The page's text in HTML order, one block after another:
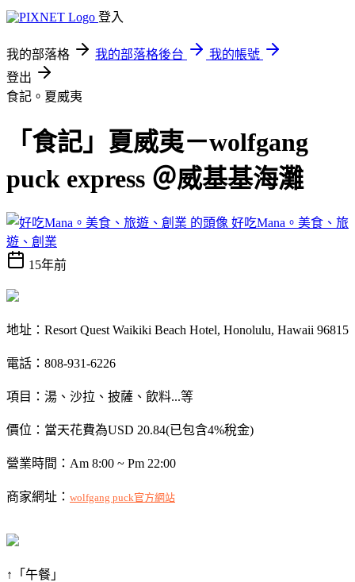
登入
我的部落格 我的部落格後台
我的帳號
登出
食記。夏威夷
「食記」夏威夷－wolfgang
puck express ＠威基基海灘
好吃Mana。美食、旅
遊、創業
15年前
地址：Resort Quest Waikiki Beach Hotel, Honolulu, Hawaii 96815
電話：808-931-6226
項目：湯、沙拉、披薩、飲料...等
價位：當天花費為USD 20.84(已包含4%稅金)
營業時間：Am 8:00 ~ Pm 22:00
商家網址： wolfgang puck官方網站
↑「午餐」